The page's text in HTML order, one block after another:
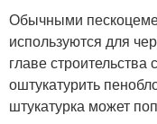
Обычными
используются для
главе строительства
оштукатурить
штукатурка может